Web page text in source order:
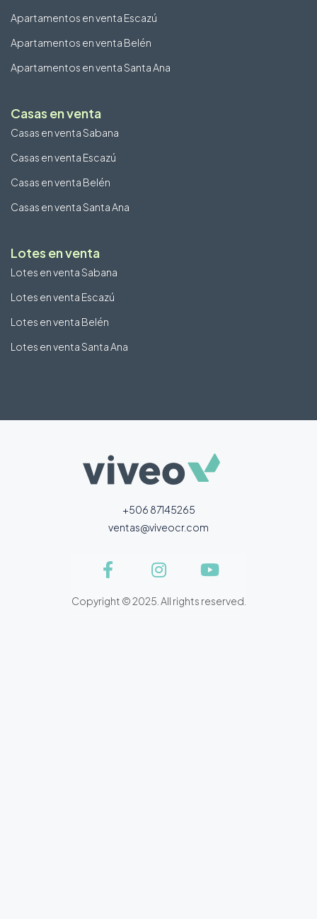
Apartamentos en venta Escazú
Apartamentos en venta Belén
Apartamentos en venta Santa Ana
Casas en venta
Casas en venta Sabana
Casas en venta Escazú
Casas en venta Belén
Casas en venta Santa Ana
Lotes en venta
Lotes en venta Sabana
Lotes en venta Escazú
Lotes en venta Belén
Lotes en venta Santa Ana
+506 87145265
ventas@viveocr.com
Copyright © 2025. All rights reserved.